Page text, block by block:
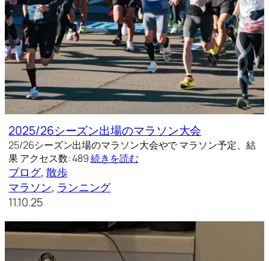
2025/26シーズン出場のマラソン大会
25/26シーズン出場のマラソン大会やで マラソン予定、結
果 アクセス数: 489続きを読む
ブログ, 散歩
マラソン, ランニング
11.10.25